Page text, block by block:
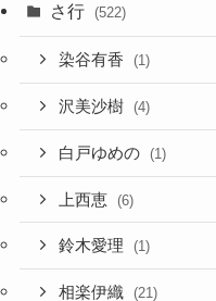
さ行 (522)
染谷有香 (1)
沢美沙樹 (4)
白戸ゆめの (1)
上西恵 (6)
鈴木愛理 (1)
相楽伊織 (21)